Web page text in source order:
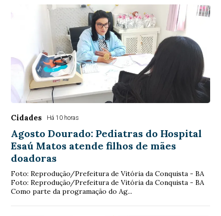
Cidades Há 10 horas
Agosto Dourado: Pediatras do Hospital
Esaú Matos atende filhos de mães
doadoras
Foto: Reprodução/Prefeitura de Vitória da Conquista - BA
Foto: Reprodução/Prefeitura de Vitória da Conquista - BA
Como parte da programação do Ag...